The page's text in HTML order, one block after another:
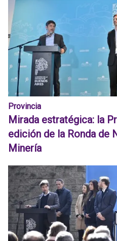
Provincia
Mirada estratégica: la
edición de la Ronda de
Minería